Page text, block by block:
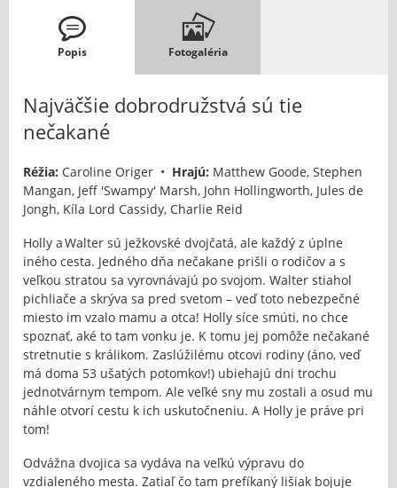
Popis Fotogaléria
Najväčšie dobrodružstvá sú tie
nečakané
Réžia: Caroline Origer • Hrajú: Matthew Goode, Stephen
Mangan, Jeff 'Swampy' Marsh, John Hollingworth, Jules de
Jongh, Kíla Lord Cassidy, Charlie Reid
Holly a Walter sú ježkovské dvojčatá, ale každý z úplne
iného cesta. Jedného dňa nečakane prišli o rodičov a s
veľkou stratou sa vyrovnávajú po svojom. Walter stiahol
pichliače a skrýva sa pred svetom – veď toto nebezpečné
miesto im vzalo mamu a otca! Holly síce smúti, no chce
spoznať, aké to tam vonku je. K tomu jej pomôže nečakané
stretnutie s králikom. Zaslúžilému otcovi rodiny (áno, veď
má doma 53 ušatých potomkov!) ubiehajú dni trochu
jednotvárnym tempom. Ale veľké sny mu zostali a osud mu
náhle otvorí cestu k ich uskutočneniu. A Holly je práve pri
tom!
Odvážna dvojica sa vydáva na veľkú výpravu do
vzdialeného mesta. Zatiaľ čo tam prefíkaný lišiak bojuje